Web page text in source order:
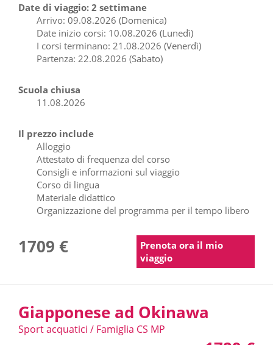
Date di viaggio: 2 settimane
Arrivo: 09.08.2026 (Domenica)
Date inizio corsi: 10.08.2026 (Lunedì)
I corsi terminano: 21.08.2026 (Venerdì)
Partenza: 22.08.2026 (Sabato)
Scuola chiusa
11.08.2026
Il prezzo include
Alloggio
Attestato di frequenza del corso
Consigli e informazioni sul viaggio
Corso di lingua
Materiale didattico
Organizzazione del programma per il tempo libero
1709 €
Prenota ora il mio
viaggio
Giapponese ad Okinawa
Sport acquatici / Famiglia CS MP